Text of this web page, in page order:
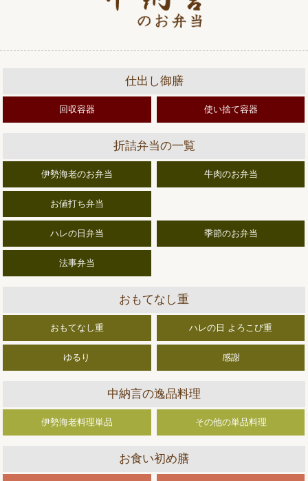
仕出し御膳
回収容器 使い捨て容器
折詰弁当の一覧
伊勢海老のお弁当 牛肉のお弁当
お値打ち弁当
ハレの日弁当 季節のお弁当
法事弁当
おもてなし重
おもてなし重 ハレの日 よろこび重
ゆるり 感謝
中納言の逸品料理
伊勢海老料理単品 その他の単品料理
お食い初め膳